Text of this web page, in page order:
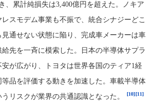
、累計純損失は3,400億円を超えた。ノキア
スモデム事業も不振で、統合シナジーどこ
通せない状態に陥り、完成車メーカーは車
先を一斉に模索した。日本の半導体サプラ
が広がり、トヨタは世界各国のティア1経
品を評価する動きを加速した。車載半導体
リスクが業界の共通認識となった。
[10] [11]